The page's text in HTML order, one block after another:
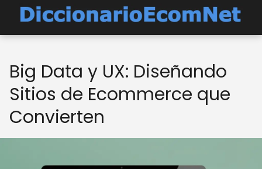
Big Data y UX: Diseñando
Sitios de Ecommerce que
Convierten